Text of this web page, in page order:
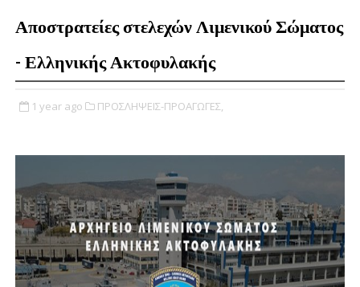
Αποστρατείες στελεχών Λιμενικού Σώματος
- Ελληνικής Ακτοφυλακής
1 year ago ΠΡΟΣΛΗΨΕΙΣ-ΠΡΟΑΓΩΓΕΣ,